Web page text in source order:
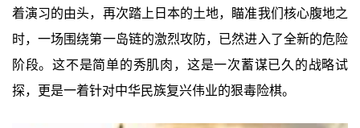
着演习的由头，再次踏上日本的土地，瞄准我们核心腹地之
时，一场围绕第一岛链的激烈攻防，已然进入了全新的危险
阶段。这不是简单的秀肌肉，这是一次蓄谋已久的战略试
探，更是一着针对中华民族复兴伟业的狠毒险棋。